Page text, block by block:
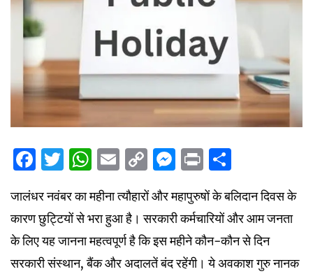
Facebook
Twitter
WhatsApp
Email
CopyMessenger
Print
जालंधर नवंबर का महीना त्यौहारों और महापुरुषों के बलिदान दिवस के
कारण छुट्टियों से भरा हुआ है। सरकारी कर्मचारियों और आम जनता
के लिए यह जानना महत्वपूर्ण है कि इस महीने कौन-कौन से दिन
सरकारी संस्थान, बैंक और अदालतें बंद रहेंगी। ये अवकाश गुरु नानक